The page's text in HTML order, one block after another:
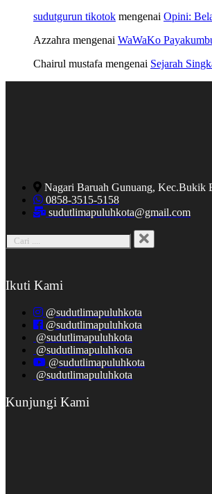
sudutgurun tikotok mengenai Opini:
Azzahra mengenai WaWaKo
Chairul mustafa mengenai Sejarah
Nagari Baruah Gunuang, Kec.Bukik
0858-3515-5158
sudutlimapuluhkota@gmail.com
Ikuti Kami
@sudutlimapuluhkota
@sudutlimapuluhkota
@sudutlimapuluhkota
@sudutlimapuluhkota
@sudutlimapuluhkota
@sudutlimapuluhkota
Kunjungi Kami